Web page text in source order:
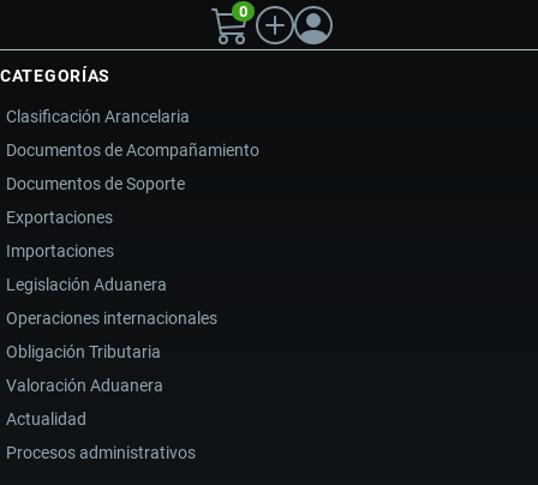
0
CATEGORÍAS
Clasificación Arancelaria
Documentos de Acompañamiento
Documentos de Soporte
Exportaciones
Importaciones
Legislación Aduanera
Operaciones internacionales
Obligación Tributaria
Valoración Aduanera
Actualidad
Procesos administrativos